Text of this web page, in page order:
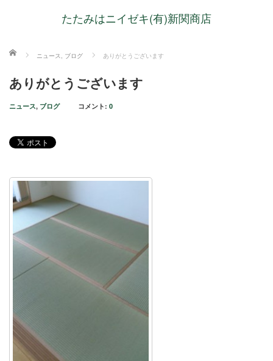
たたみはニイゼキ(有)新関商店
ホーム ニュース, ブログ ありがとうございます
ありがとうございます
ニュース, ブログ コメント: 0